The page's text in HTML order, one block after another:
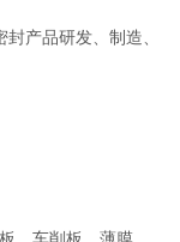
产品研发、制造、